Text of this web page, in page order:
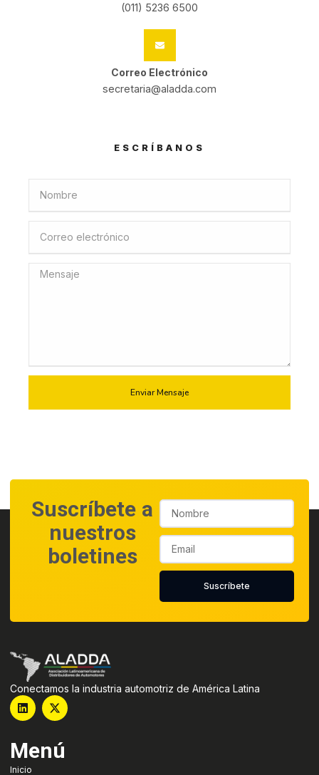
(011) 5236 6500
Correo Electrónico
secretaria@aladda.com
ESCRÍBANOS
Enviar Mensaje
Suscríbete a
nuestros
boletines
Suscríbete
Conectamos la industria automotriz de América Latina
Menú
Inicio